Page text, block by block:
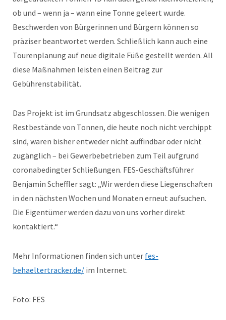
ob und – wenn ja – wann eine Tonne geleert wurde.
Beschwerden von Bürgerinnen und Bürgern können so
präziser beantwortet werden. Schließlich kann auch eine
Tourenplanung auf neue digitale Füße gestellt werden. All
diese Maßnahmen leisten einen Beitrag zur
Gebührenstabilität.
Das Projekt ist im Grundsatz abgeschlossen. Die wenigen
Restbestände von Tonnen, die heute noch nicht verchippt
sind, waren bisher entweder nicht auffindbar oder nicht
zugänglich – bei Gewerbebetrieben zum Teil aufgrund
coronabedingter Schließungen. FES-Geschäftsführer
Benjamin Scheffler sagt: „Wir werden diese Liegenschaften
in den nächsten Wochen und Monaten erneut aufsuchen.
Die Eigentümer werden dazu von uns vorher direkt
kontaktiert.“
Mehr Informationen finden sich unter fes-
behaeltertracker.de/ im Internet.
Foto: FES